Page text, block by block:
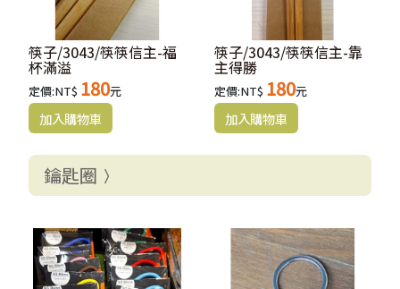
筷子/3043/筷筷信主-福
杯滿溢
定價:NT$ 180元
筷子/3043/筷筷信主-靠
主得勝
定價:NT$ 180元
鑰匙圈